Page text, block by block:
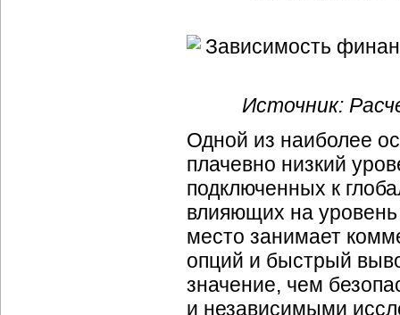
Источник:
Одной из наиболее
плачевно низкий
подключенных к
влияющих на
место занимает
опций и быстрый
значение, чем
и независимыми